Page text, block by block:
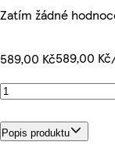
Zatím žádné
589,00 Kč589,00
Popis produktu